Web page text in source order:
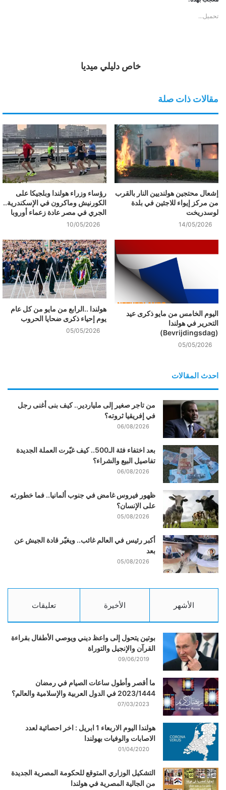
تحميل...
خاص دليلي ميديا
مقالات ذات صلة
إشعال محتجين هولنديين النار بالقرب
من مركز إيواء للاجئين في بلدة
لوسدريخت
14/05/2026
رؤساء وزراء هولندا وبلجيكا على
الكورنيش وماكرون في الإسكندرية..
الجري في مصر عادة زعماء أوروبا
10/05/2026
اليوم الخامس من مايو ذكرى عيد
التحرير في هولندا
(Bevrijdingsdag)
05/05/2026
هولندا ..الرابع من مايو من كل عام
يوم إحياء ذكرى ضحايا الحروب
05/05/2026
احدث المقالات
من تاجر صغير إلى ملياردير.. كيف بنى أغنى رجل
في إفريقيا ثروته؟
06/08/2026
بعد اختفاء فئة الـ500.. كيف غيّرت العملة الجديدة
تفاصيل البيع والشراء؟
06/08/2026
ظهور فيروس غامض في جنوب ألمانيا.. فما خطورته
على الإنسان؟
05/08/2026
أكبر رئيس في العالم غائب.. ويغيّر قادة الجيش عن
بعد
05/08/2026
الأشهر الأخيرة تعليقات
بوتين يتحول إلى واعظ ديني ويوصي الأطفال بقراءة
القرآن والإنجيل والتوراة
09/06/2019
ما أقصر وأطول ساعات الصيام في رمضان
2023/1444 في الدول العربية والإسلامية والعالم؟
07/03/2023
هولندا اليوم الاربعاء 1 ابريل : اخر احصائية لعدد
الاصابات والوفيات بهولندا
01/04/2020
التشكيل الوزاري المتوقع للحكومة المصرية الجديدة
من الجالية المصرية في هولندا